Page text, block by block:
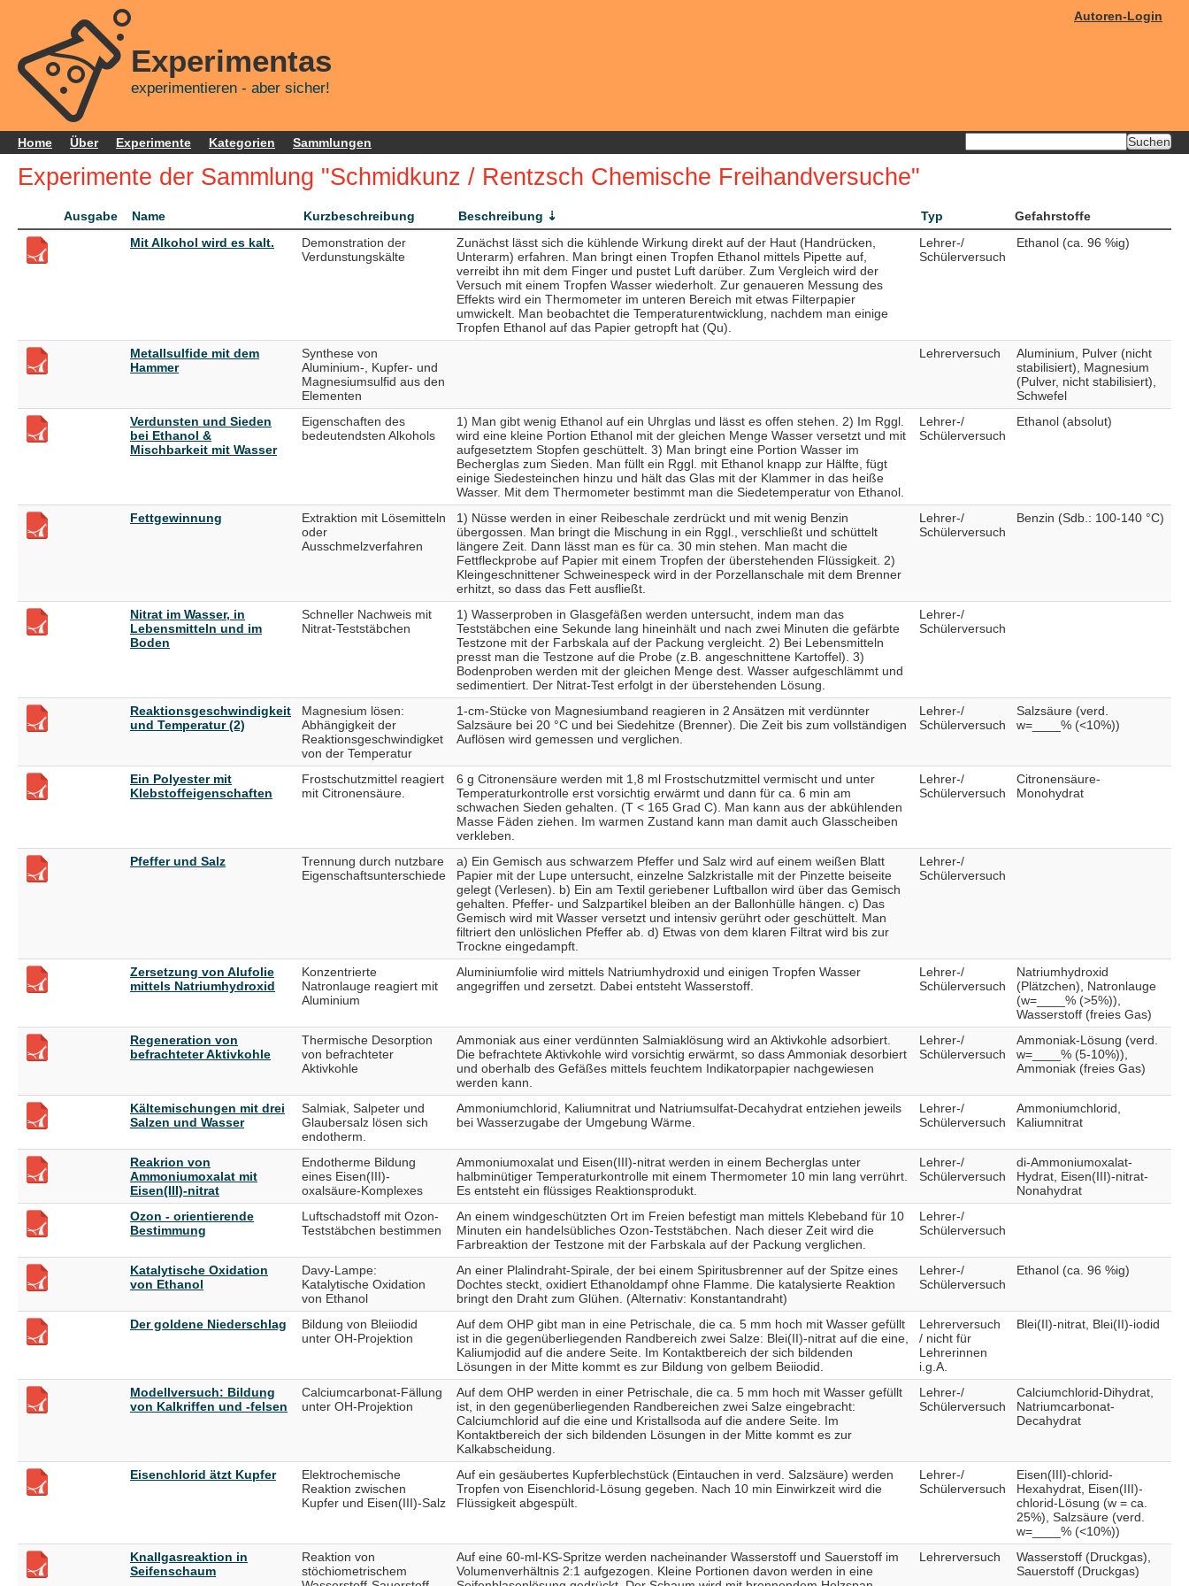
Autoren-Login
Experimentas
experimentieren - aber sicher!
Home Über Experimente Kategorien Sammlungen
Experimente der Sammlung "Schmidkunz / Rentzsch Chemische Freihandversuche"
Ausgabe Name Kurzbeschreibung Beschreibung Typ
Gefahrstoffe
Mit Alkohol wird es kalt.
Demonstration der
Verdunstungskälte
Zunächst lässt sich die kühlende Wirkung direkt auf der Haut (Handrücken,
Unterarm) erfahren. Man bringt einen Tropfen Ethanol mittels Pipette auf,
verreibt ihn mit dem Finger und pustet Luft darüber. Zum Vergleich wird der
Versuch mit einem Tropfen Wasser wiederholt. Zur genaueren Messung des
Effekts wird ein Thermometer im unteren Bereich mit etwas Filterpapier
umwickelt. Man beobachtet die Temperaturentwicklung, nachdem man einige
Tropfen Ethanol auf das Papier getropft hat (Qu).
Lehrer-/
Schülerversuch
Ethanol (ca. 96 %ig)
Metallsulfide mit dem
Hammer
Synthese von
Aluminium-, Kupfer- und
Magnesiumsulfid aus den
Elementen
Lehrerversuch
Aluminium, Pulver (nicht
stabilisiert), Magnesium
(Pulver, nicht stabilisiert),
Schwefel
Verdunsten und Sieden
bei Ethanol &
Mischbarkeit mit Wasser
Eigenschaften des
bedeutendsten Alkohols
1) Man gibt wenig Ethanol auf ein Uhrglas und lässt es offen stehen. 2) Im Rggl.
wird eine kleine Portion Ethanol mit der gleichen Menge Wasser versetzt und mit
aufgesetztem Stopfen geschüttelt. 3) Man bringt eine Portion Wasser im
Becherglas zum Sieden. Man füllt ein Rggl. mit Ethanol knapp zur Hälfte, fügt
einige Siedesteinchen hinzu und hält das Glas mit der Klammer in das heiße
Wasser. Mit dem Thermometer bestimmt man die Siedetemperatur von Ethanol.
Lehrer-/
Schülerversuch
Ethanol (absolut)
Fettgewinnung
Extraktion mit Lösemitteln
oder
Ausschmelzverfahren
1) Nüsse werden in einer Reibeschale zerdrückt und mit wenig Benzin
übergossen. Man bringt die Mischung in ein Rggl., verschließt und schüttelt
längere Zeit. Dann lässt man es für ca. 30 min stehen. Man macht die
Fettfleckprobe auf Papier mit einem Tropfen der überstehenden Flüssigkeit. 2)
Kleingeschnittener Schweinespeck wird in der Porzellanschale mit dem Brenner
erhitzt, so dass das Fett ausfließt.
Lehrer-/
Schülerversuch
Benzin (Sdb.: 100-140 °C)
Nitrat im Wasser, in
Lebensmitteln und im
Boden
Schneller Nachweis mit
Nitrat-Teststäbchen
1) Wasserproben in Glasgefäßen werden untersucht, indem man das
Teststäbchen eine Sekunde lang hineinhält und nach zwei Minuten die gefärbte
Testzone mit der Farbskala auf der Packung vergleicht. 2) Bei Lebensmitteln
presst man die Testzone auf die Probe (z.B. angeschnittene Kartoffel). 3)
Bodenproben werden mit der gleichen Menge dest. Wasser aufgeschlämmt und
sedimentiert. Der Nitrat-Test erfolgt in der überstehenden Lösung.
Lehrer-/
Schülerversuch
Reaktionsgeschwindigkeit
und Temperatur (2)
Magnesium lösen:
Abhängigkeit der
Reaktionsgeschwindigket
von der Temperatur
1-cm-Stücke von Magnesiumband reagieren in 2 Ansätzen mit verdünnter
Salzsäure bei 20 °C und bei Siedehitze (Brenner). Die Zeit bis zum vollständigen
Auflösen wird gemessen und verglichen.
Lehrer-/
Schülerversuch
Salzsäure (verd.
w=____% (<10%))
Ein Polyester mit
Klebstoffeigenschaften
Frostschutzmittel reagiert
mit Citronensäure.
6 g Citronensäure werden mit 1,8 ml Frostschutzmittel vermischt und unter
Temperaturkontrolle erst vorsichtig erwärmt und dann für ca. 6 min am
schwachen Sieden gehalten. (T < 165 Grad C). Man kann aus der abkühlenden
Masse Fäden ziehen. Im warmen Zustand kann man damit auch Glasscheiben
verkleben.
Lehrer-/
Schülerversuch
Citronensäure-
Monohydrat
Pfeffer und Salz
Trennung durch nutzbare
Eigenschaftsunterschiede
a) Ein Gemisch aus schwarzem Pfeffer und Salz wird auf einem weißen Blatt
Papier mit der Lupe untersucht, einzelne Salzkristalle mit der Pinzette beiseite
gelegt (Verlesen). b) Ein am Textil geriebener Luftballon wird über das Gemisch
gehalten. Pfeffer- und Salzpartikel bleiben an der Ballonhülle hängen. c) Das
Gemisch wird mit Wasser versetzt und intensiv gerührt oder geschüttelt. Man
filtriert den unlöslichen Pfeffer ab. d) Etwas von dem klaren Filtrat wird bis zur
Trockne eingedampft.
Lehrer-/
Schülerversuch
Zersetzung von Alufolie
mittels Natriumhydroxid
Konzentrierte
Natronlauge reagiert mit
Aluminium
Aluminiumfolie wird mittels Natriumhydroxid und einigen Tropfen Wasser
angegriffen und zersetzt. Dabei entsteht Wasserstoff.
Lehrer-/
Schülerversuch
Natriumhydroxid
(Plätzchen), Natronlauge
(w=____% (>5%)),
Wasserstoff (freies Gas)
Regeneration von
befrachteter Aktivkohle
Thermische Desorption
von befrachteter
Aktivkohle
Ammoniak aus einer verdünnten Salmiaklösung wird an Aktivkohle adsorbiert.
Die befrachtete Aktivkohle wird vorsichtig erwärmt, so dass Ammoniak desorbiert
und oberhalb des Gefäßes mittels feuchtem Indikatorpapier nachgewiesen
werden kann.
Lehrer-/
Schülerversuch
Ammoniak-Lösung (verd.
w=____% (5-10%)),
Ammoniak (freies Gas)
Kältemischungen mit drei
Salzen und Wasser
Salmiak, Salpeter und
Glaubersalz lösen sich
endotherm.
Ammoniumchlorid, Kaliumnitrat und Natriumsulfat-Decahydrat entziehen jeweils
bei Wasserzugabe der Umgebung Wärme.
Lehrer-/
Schülerversuch
Ammoniumchlorid,
Kaliumnitrat
Reakrion von
Ammoniumoxalat mit
Eisen(III)-nitrat
Endotherme Bildung
eines Eisen(III)-
oxalsäure-Komplexes
Ammoniumoxalat und Eisen(III)-nitrat werden in einem Becherglas unter
halbminütiger Temperaturkontrolle mit einem Thermometer 10 min lang verrührt.
Es entsteht ein flüssiges Reaktionsprodukt.
Lehrer-/
Schülerversuch
di-Ammoniumoxalat-
Hydrat, Eisen(III)-nitrat-
Nonahydrat
Ozon - orientierende
Bestimmung
Luftschadstoff mit Ozon-
Teststäbchen bestimmen
An einem windgeschützten Ort im Freien befestigt man mittels Klebeband für 10
Minuten ein handelsübliches Ozon-Teststäbchen. Nach dieser Zeit wird die
Farbreaktion der Testzone mit der Farbskala auf der Packung verglichen.
Lehrer-/
Schülerversuch
Katalytische Oxidation
von Ethanol
Davy-Lampe:
Katalytische Oxidation
von Ethanol
An einer Plalindraht-Spirale, der bei einem Spiritusbrenner auf der Spitze eines
Dochtes steckt, oxidiert Ethanoldampf ohne Flamme. Die katalysierte Reaktion
bringt den Draht zum Glühen. (Alternativ: Konstantandraht)
Lehrer-/
Schülerversuch
Ethanol (ca. 96 %ig)
Der goldene Niederschlag
Bildung von Bleiiodid
unter OH-Projektion
Auf dem OHP gibt man in eine Petrischale, die ca. 5 mm hoch mit Wasser gefüllt
ist in die gegenüberliegenden Randbereich zwei Salze: Blei(II)-nitrat auf die eine,
Kaliumjodid auf die andere Seite. Im Kontaktbereich der sich bildenden
Lösungen in der Mitte kommt es zur Bildung von gelbem Beiiodid.
Lehrerversuch
/ nicht für
Lehrerinnen
i.g.A.
Blei(II)-nitrat, Blei(II)-iodid
Modellversuch: Bildung
von Kalkriffen und -felsen
Calciumcarbonat-Fällung
unter OH-Projektion
Auf dem OHP werden in einer Petrischale, die ca. 5 mm hoch mit Wasser gefüllt
ist, in den gegenüberliegenden Randbereichen zwei Salze eingebracht:
Calciumchlorid auf die eine und Kristallsoda auf die andere Seite. Im
Kontaktbereich der sich bildenden Lösungen in der Mitte kommt es zur
Kalkabscheidung.
Lehrer-/
Schülerversuch
Calciumchlorid-Dihydrat,
Natriumcarbonat-
Decahydrat
Eisenchlorid ätzt Kupfer
Elektrochemische
Reaktion zwischen
Kupfer und Eisen(III)-Salz
Auf ein gesäubertes Kupferblechstück (Eintauchen in verd. Salzsäure) werden
Tropfen von Eisenchlorid-Lösung gegeben. Nach 10 min Einwirkzeit wird die
Flüssigkeit abgespült.
Lehrer-/
Schülerversuch
Eisen(III)-chlorid-
Hexahydrat, Eisen(III)-
chlorid-Lösung (w = ca.
25%), Salzsäure (verd.
w=____% (<10%))
Knallgasreaktion in
Seifenschaum
Reaktion von
stöchiometrischem
Auf eine 60-ml-KS-Spritze werden nacheinander Wasserstoff und Sauerstoff im
Volumenverhältnis 2:1 aufgezogen. Kleine Portionen davon werden in eine
Lehrerversuch
Wasserstoff (Druckgas),
Sauerstoff (Druckgas)